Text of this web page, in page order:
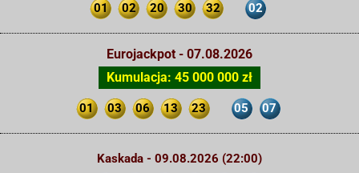
01 02 20 30 32 02
Eurojackpot - 07.08.2026
Kumulacja: 45 000 000 zł
01 03 06 13 23 05 07
Kaskada - 09.08.2026 (22:00)